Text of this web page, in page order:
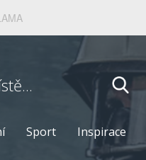
Sport Inspirace